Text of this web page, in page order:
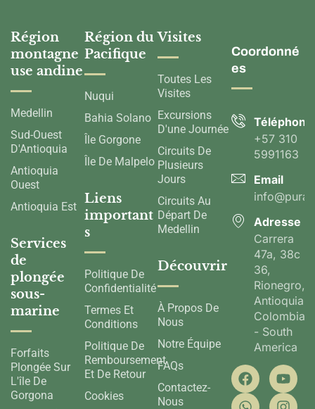
Région
montagne
use andine
Medellin
Sud-Ouest
D'Antioquia
Antioquia
Ouest
Antioquia Est
Services
de
plongée
sous-
marine
Forfaits
Plongée Sur
L'île De
Gorgona
Région du
Pacifique
Nuqui
Bahia Solano
Île Gorgone
Île De Malpelo
Liens
important
s
Politique De
Confidentialité
Termes Et
Conditions
Politique De
Remboursement
Et De Retour
Cookies
Visites
Toutes Les
Visites
Excursions
D'une Journée
Circuits De
Plusieurs
Jours
Circuits Au
Départ De
Medellin
Découvrir
À Propos De
Nous
Notre Équipe
FAQs
Contactez-
Nous
Coordonné
es
Téléphone
+57 310
5991163
Email
Adresse
Carrera
47a, 38c
36,
Rionegro,
Antioquia,
Colombia
- South
America